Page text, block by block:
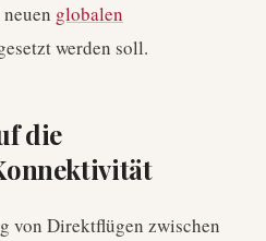
globalen
werden soll.
die
von Direktflügen zwischen